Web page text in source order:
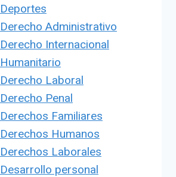
Deportes
Derecho Administrativo
Derecho Internacional
Humanitario
Derecho Laboral
Derecho Penal
Derechos Familiares
Derechos Humanos
Derechos Laborales
Desarrollo personal